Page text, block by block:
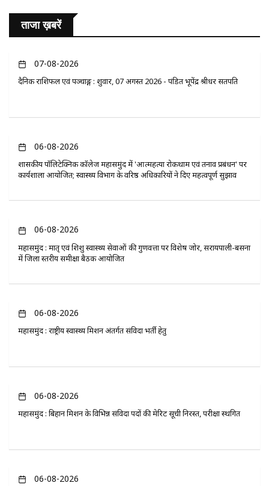
ताजा ख़बरें
07-08-2026
दैनिक राशिफल एवं पञ्चाङ्ग : शुक्रवार, 07 अगस्त 2026 - पंडित भूपेंद्र श्रीधर सतपति
06-08-2026
​शासकीय पॉलिटेक्निक कॉलेज महासमुंद में 'आत्महत्या रोकथाम एवं तनाव प्रबंधन' पर
कार्यशाला आयोजित; स्वास्थ्य विभाग के वरिष्ठ अधिकारियों ने दिए महत्वपूर्ण सुझाव
06-08-2026
महासमुंद : मातृ एवं शिशु स्वास्थ्य सेवाओं की गुणवत्ता पर विशेष जोर, सरायपाली-बसना
में जिला स्तरीय समीक्षा बैठक आयोजित
06-08-2026
महासमुंद : राष्ट्रीय स्वास्थ्य मिशन अंतर्गत संविदा भर्ती हेतु
06-08-2026
महासमुंद : बिहान मिशन के विभिन्न संविदा पदों की मेरिट सूची निरस्त, परीक्षा स्थगित
06-08-2026